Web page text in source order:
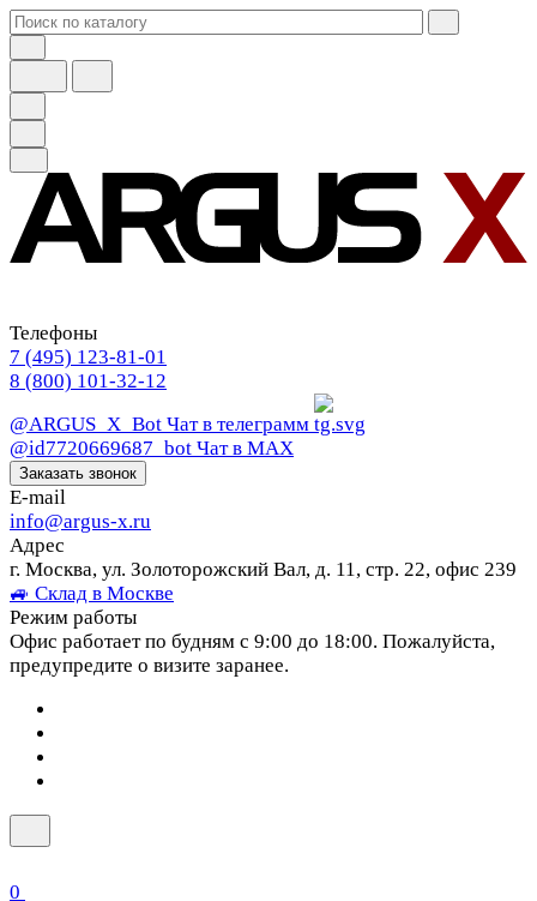
Телефоны
7 (495) 123-81-01
8 (800) 101-32-12
@ARGUS_X_Bot Чат в телеграмм
@id7720669687_bot Чат в МАХ
Заказать звонок
E-mail
info@argus-x.ru
Адрес
г. Москва, ул. Золоторожский Вал, д. 11, стр. 22, офис 239
🚙 Склад в Москве
Режим работы
Офис работает по будням с 9:00 до 18:00. Пожалуйста,
предупредите о визите заранее.
0